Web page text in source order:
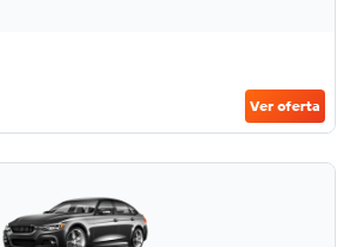
Ver oferta